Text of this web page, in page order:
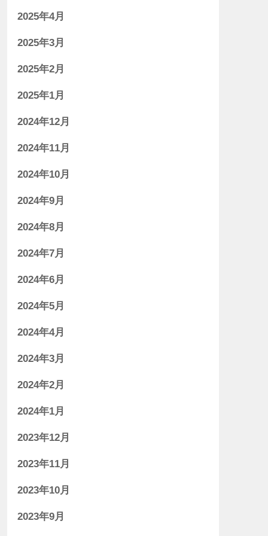
2025年4月
2025年3月
2025年2月
2025年1月
2024年12月
2024年11月
2024年10月
2024年9月
2024年8月
2024年7月
2024年6月
2024年5月
2024年4月
2024年3月
2024年2月
2024年1月
2023年12月
2023年11月
2023年10月
2023年9月